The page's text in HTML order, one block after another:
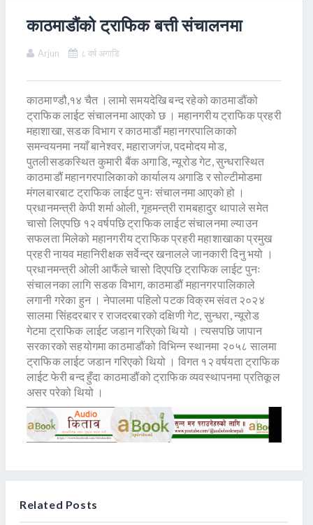
काठमाडौंको ट्राफिक बत्ती संचालनमा
Arjun ८ वर्ष अगाडि
काठमाण्डौ,१४ चैत ।लामो समयदेखि बन्द रहेको काठमाडौंको
ट्राफिक लाईट संचालनमा आएको छ । महानगरीय ट्राफिक प्रहरी
महाशाखा, सडक विभाग र काठमाडौं महानगरपालिकाको
समन्वयनमा नयाँ बानेश्वर, महाराजगंज, पदमोदय मोड,
पुतलीसडकस्थित कुमारी बैंक अगाडि, न्यूरोड गेट, सुन्धरास्थित
काठमाडौं महानगरपालिकाको कार्यालय अगाडि र सोल्टीमोडमा
मंगलबारबाट ट्राफिक लाईट पुनः संचालनमा आएको हो ।
प्रधानमन्त्री केपी शर्मा ओली, गृहमन्त्री रामबहादुर थापाले समेत
चासो लिएपछि १२ वर्षपछि ट्राफिक लाईट संचालनमा ल्याउन
सफलता मिलेको महानगरीय ट्राफिक प्रहरी महाशाखाका प्रमुख
प्रहरी नायव महानिरीक्षक सर्वेन्द्र खनालले जानकारी दिनु भयो ।
प्रधानमन्त्री ओली आफैंले चासो दिएपछि ट्राफिक लाईट पुनः
संचालनका लागि सडक विभाग, काठमाडौं महानगरपालिकाले
लगानी गरेका हुन । नेपालमा पहिलो पटक विक्रम संवत २०२४
सालमा सिंहदरबार र राजदरबारको दक्षिणी गेट, सुन्धरा, न्यूरोड
गेटमा ट्राफिक लाईट जडान गरिएको थियो । त्यसपछि जापान
सरकारको सहयोगमा काठमाडौंको विभिन्न स्थानमा २०५८ सालमा
ट्राफिक लाईट जडान गरिएको थियो । विगत १२ वर्षयता ट्राफिक
लाईट फेरी बन्द हुँदा काठमाडौंको ट्राफिक व्यवस्थापनमा प्रतिकूल
असर परेको थियो ।
Related Posts